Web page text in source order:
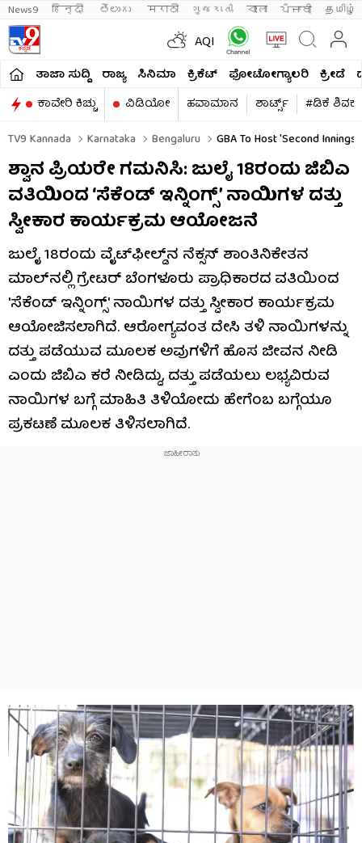
News9 हिन्दी తెలుగు मराठी ગુજરાતી বাংলা ਪੰਜਾਬੀ தமிழ்
AQI
ತಾಜಾ ಸುದ್ದಿ ರಾಜ್ಯ ಸಿನಿಮಾ ಕ್ರಿಕೆಟ್​ ಫೋಟೋಗ್ಯಾಲರಿ ಕ್ರೀಡೆ
ಕಾವೇರಿ ಕಿಚ್ಚು
ವಿಡಿಯೋ ಹವಾಮಾನ ಶಾರ್ಟ್ಸ್​
#ಡಿಕೆ
TV9 Kannada
Karnataka Bengaluru GBA To Host 'Second
ಶ್ವಾನ ಪ್ರಿಯರೇ ಗಮನಿಸಿ: ಜುಲೈ 18ರಂದು ಜಿಬಿಎ
ವತಿಯಿಂದ ‘ಸೆಕೆಂಡ್ ಇನ್ನಿಂಗ್ಸ್’ ನಾಯಿಗಳ ದತ್ತು
ಸ್ವೀಕಾರ ಕಾರ್ಯಕ್ರಮ ಆಯೋಜನೆ
ಜುಲೈ 18ರಂದು ವೈಟ್‌ಫೀಲ್ಡ್‌ನ ನೆಕ್ಸಸ್ ಶಾಂತಿನಿಕೇತನ
ಮಾಲ್‌ನಲ್ಲಿ ಗ್ರೇಟರ್​​ ಬೆಂಗಳೂರು ಪ್ರಾಧಿಕಾರದ ವತಿಯಿಂದ
'ಸೆಕೆಂಡ್ ಇನ್ನಿಂಗ್ಸ್' ನಾಯಿಗಳ ದತ್ತು ಸ್ವೀಕಾರ ಕಾರ್ಯಕ್ರಮ
ಆಯೋಜಿಸಲಾಗಿದೆ. ಆರೋಗ್ಯವಂತ ದೇಸಿ ತಳಿ ನಾಯಿಗಳನ್ನು
ದತ್ತು ಪಡೆಯುವ ಮೂಲಕ ಅವುಗಳಿಗೆ ಹೊಸ ಜೀವನ ನೀಡಿ
ಎಂದು ಜಿಬಿಎ ಕರೆ ನೀಡಿದ್ದು, ದತ್ತು ಪಡೆಯಲು ಲಭ್ಯವಿರುವ
ನಾಯಿಗಳ ಬಗ್ಗೆ ಮಾಹಿತಿ ತಿಳಿಯೋದು ಹೇಗೆಂಬ ಬಗ್ಗೆಯೂ
ಪ್ರಕಟಣೆ ಮೂಲಕ ತಿಳಿಸಲಾಗಿದೆ.